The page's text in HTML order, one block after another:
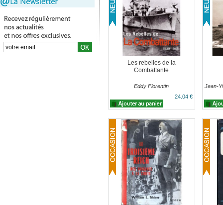
Les rebelles de la
Combattante
Eddy Florentin
24.04 €
Jean-